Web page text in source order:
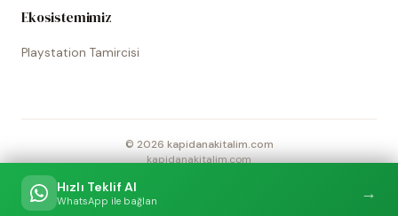
Hızlı Teklif Al
WhatsApp ile bağlan →
Ekosistemimiz
Playstation Tamircisi
© 2026 kapidanakitalim.com
kapidanakitalim.com
Sitede kullanılan tüm marka, logo ve görseller ilgili hak sahiplerine